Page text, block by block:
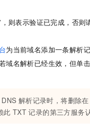
则表示验证已完成，否则
为当前域名添加一条解析
域名解析已经生效，但单击
DNS 解析记录时，将删除在
此 TXT 记录的第三方服务认